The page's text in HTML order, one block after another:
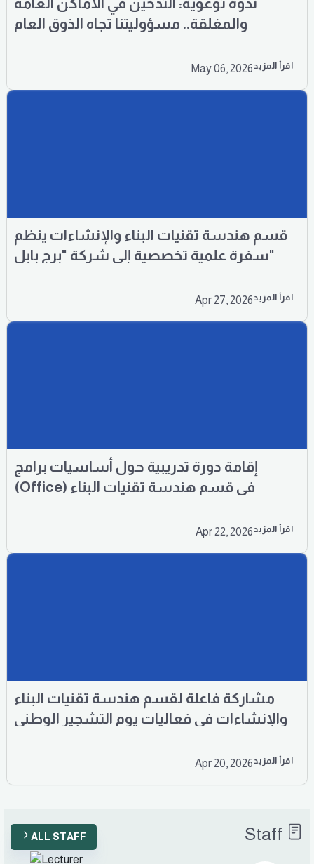
ندوة توعوية: التدخين في الأماكن العامة
والمغلقة.. مسؤوليتنا تجاه الذوق العام
May 06, 2026اقرأ المزيد
قسم هندسة تقنيات البناء والإنشاءات ينظم
سفرة علمية تخصصية إلى شركة "برج بابل"
Apr 27, 2026اقرأ المزيد
إقامة دورة تدريبية حول أساسيات برامج
(Office) في قسم هندسة تقنيات البناء
Apr 22, 2026اقرأ المزيد
مشاركة فاعلة لقسم هندسة تقنيات البناء
والإنشاءات في فعاليات يوم التشجير الوطني
Apr 20, 2026اقرأ المزيد
ALL STAFF